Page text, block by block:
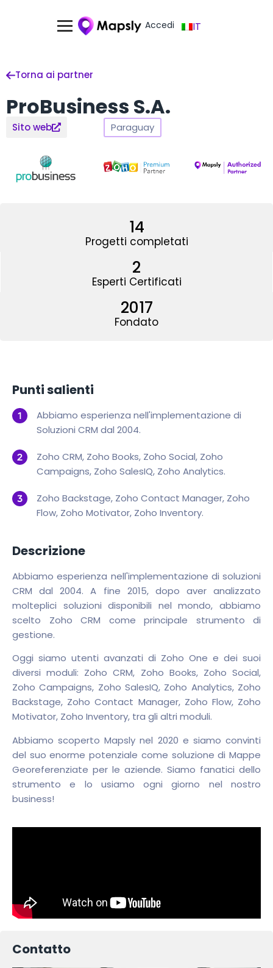
Accedi IT
Torna ai partner
ProBusiness S.A.
Sito web Paraguay
14
Progetti completati
2
Esperti Certificati
2017
Fondato
Punti salienti
Abbiamo esperienza nell'implementazione di
Soluzioni CRM dal 2004.
Zoho CRM, Zoho Books, Zoho Social, Zoho
Campaigns, Zoho SalesIQ, Zoho Analytics.
Zoho Backstage, Zoho Contact Manager, Zoho
Flow, Zoho Motivator, Zoho Inventory.
Descrizione
Abbiamo esperienza nell'implementazione di soluzioni
CRM dal 2004. A fine 2015, dopo aver analizzato
molteplici soluzioni disponibili nel mondo, abbiamo
scelto Zoho CRM come principale strumento di
gestione.
Oggi siamo utenti avanzati di Zoho One e dei suoi
diversi moduli: Zoho CRM, Zoho Books, Zoho Social,
Zoho Campaigns, Zoho SalesIQ, Zoho Analytics, Zoho
Backstage, Zoho Contact Manager, Zoho Flow, Zoho
Motivator, Zoho Inventory, tra gli altri moduli.
Abbiamo scoperto Mapsly nel 2020 e siamo convinti
del suo enorme potenziale come soluzione di Mappe
Georeferenziate per le aziende. Siamo fanatici dello
strumento e lo usiamo ogni giorno nel nostro
business!
Contatto